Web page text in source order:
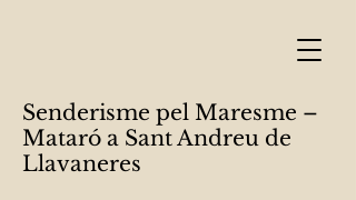
Senderisme pel Maresme –
Mataró a Sant Andreu de
Llavaneres